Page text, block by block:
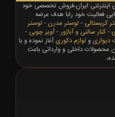
اینترنتی ایران،فروش تخصصی خود
فعالیت خود رابا هدف عرضه
کریستالی - لوستر مدرن - لوستر
-کنار سالنی و آباژور-آویز چوبی -
دیواریو لوازم دکوریآغاز نموده و با
محصولات داخلی و وارداتی باعث